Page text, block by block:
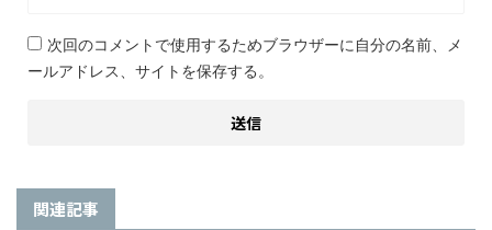
次回のコメントで使用するためブラウザーに自分の名前、メ
ールアドレス、サイトを保存する。
関連記事